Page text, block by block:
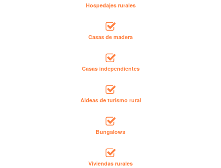
Hospedajes rurales
Casas de madera
Casas independientes
Aldeas de turismo rural
Bungalows
Viviendas rurales